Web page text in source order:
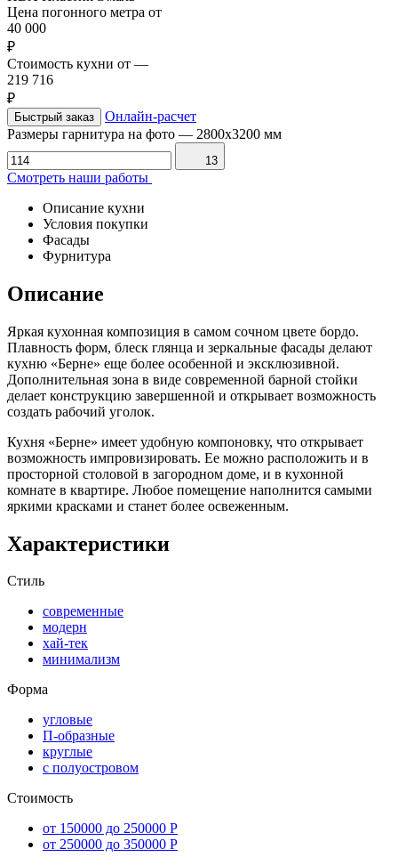
Цена погонного метра от
40 000
₽
Стоимость кухни от —
219 716
₽
Быстрый заказ
Онлайн-расчет
Размеры гарнитура на фото — 2800x3200 мм
13
Смотреть наши работы
Описание кухни
Условия покупки
Фасады
Фурнитура
Описание
Яркая кухонная композиция в самом сочном цвете бордо.
Плавность форм, блеск глянца и зеркальные фасады делают
кухню «Берне» еще более особенной и эксклюзивной.
Дополнительная зона в виде современной барной стойки
делает конструкцию завершенной и открывает возможность
создать рабочий уголок.
Кухня «Берне» имеет удобную компоновку, что открывает
возможность импровизировать. Ее можно расположить и в
просторной столовой в загородном доме, и в кухонной
комнате в квартире. Любое помещение наполнится самыми
яркими красками и станет более освеженным.
Характеристики
Стиль
современные
модерн
хай-тек
минимализм
Форма
угловые
П-образные
круглые
с полуостровом
Стоимость
от 150000 до 250000 Р
от 250000 до 350000 Р